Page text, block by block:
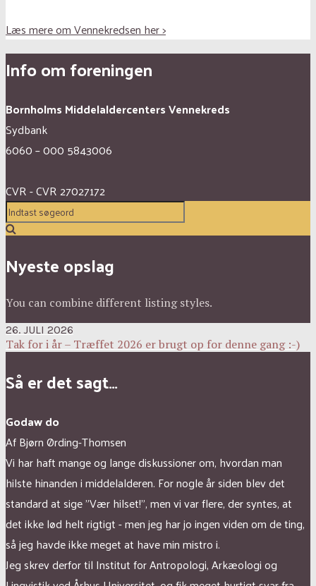
Læs mere om Vennekredsen her >
Info om foreningen
Bornholms Middelaldercenters Vennekreds
Sydbank
6060 – 000 5843006
CVR - CVR 27027172
Nyeste opslag
You can combine different listing styles.
26. JULI 2026
Tak for i år – Træffet 2026 er brugt op for denne gang :-)
Så er det sagt…
Godaw do
Af Bjørn Ørding-Thomsen
Vi har haft mange og lange diskussioner om, hvordan man
hilste hinanden i middelalderen. For nogle år siden blev det
standard at sige ”Vær hilset!”, men vi var flere, der syntes, at
det ikke lød helt rigtigt - men jeg har jo ingen viden om de ting,
så jeg havde ikke meget at have min mistro i.
Jeg skrev derfor til Institut for Antropologi, Arkæologi og